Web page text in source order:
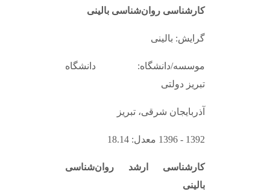
کارشناسی روان‌شناسی بالینی
گرایش: بالینی
موسسه/دانشگاه: دانشگاه
تبریز دولتی
آذربایجان شرقی، تبریز
1392 - 1396 معدل: 18.14
کارشناسی ارشد روان‌شناسی
بالینی